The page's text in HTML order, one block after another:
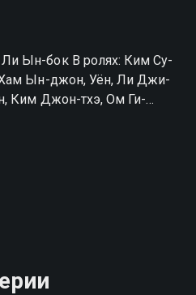
Ын-бок В ролях: Ким Су-
Хам Ын-джон, Уён, Ли Джи-
Джон-тхэ, Ом Ги-
сериала Orzular qanotida
в хорошем HD